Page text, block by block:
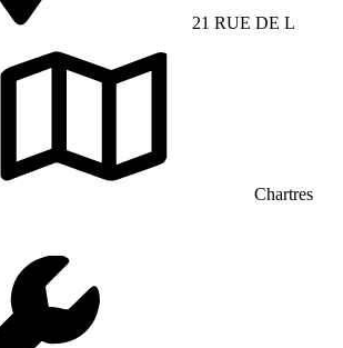
21 RUE DE L
Chartres